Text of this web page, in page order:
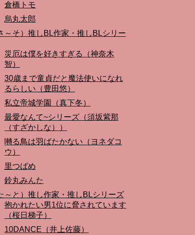
倉橋トモ
烏丸太郎
～そ）推しBL作家・推しBLシリー
災厄は僕を好きすぎる（神奈木
智）
30歳まで童貞だと魔法使いになれ
るらしい（豊田悠）
私立帝城学園（真下冬）
最愛なんて~シリーズ（須坂紫那
（すざかしな））
囀る鳥は羽ばたかない（ヨネダコ
ウ）
里つばめ
鈴丸みんた
～と）推し作家・推しBLシリーズ
抱かれたい男1位に脅されています
（桜日梯子）
10DANCE（井上佐藤）